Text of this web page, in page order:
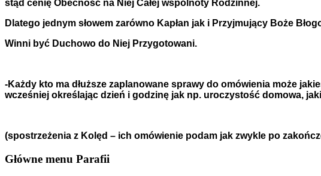
stąd cenię Obecność na Niej Całej wspólnoty Rodzinnej.
Dlatego jednym słowem zarówno Kapłan jak i Przyjmujący Boże
Winni być Duchowo do Niej Przygotowani.
-Każdy kto ma dłuższe zaplanowane sprawy do omówienia może
wcześniej określając dzień i godzinę jak np. uroczystość domowa,
(spostrzeżenia z Kolęd – ich omówienie podam jak zwykle po
Główne menu Parafii